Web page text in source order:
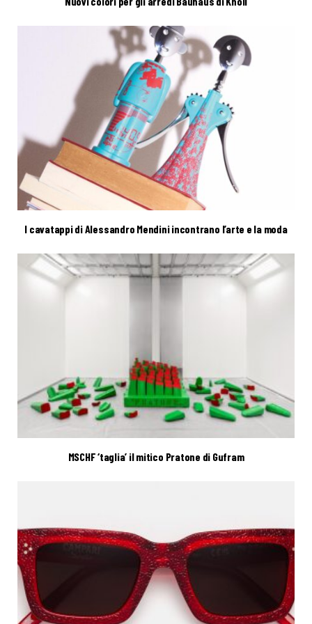
I cavatappi di Alessandro Mendini incontrano l’arte e la moda
MSCHF ‘taglia’ il mitico Pratone di Gufram